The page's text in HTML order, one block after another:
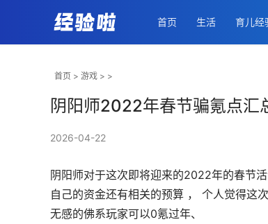
首页 生活 育儿经
首页 > 游戏 > >
阴阳师2022年春节骗氪点汇
2026-04-22
阴阳师对于这次即将迎来的2022年的春节
自己的资金还有相关的预算 ， 个人觉得这
无感的佛系玩家可以0氪过年、